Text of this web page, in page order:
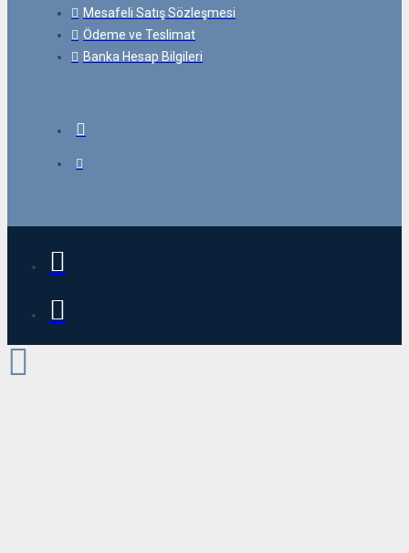
Mesafeli Satış Sözleşmesi
Ödeme ve Teslimat
Banka Hesap Bilgileri